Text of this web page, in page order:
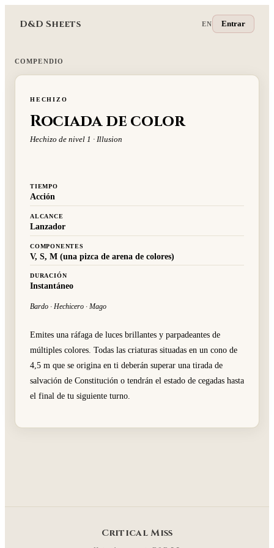
D&D Sheets EN Entrar
COMPENDIO
HECHIZO
Rociada de color
Hechizo de nivel 1 · Illusion
TIEMPO
Acción
ALCANCE
Lanzador
COMPONENTES
V, S, M (una pizca de arena de colores)
DURACIÓN
Instantáneo
Bardo · Hechicero · Mago
Emites una ráfaga de luces brillantes y parpadeantes de
múltiples colores. Todas las criaturas situadas en un cono de
4,5 m que se origina en ti deberán superar una tirada de
salvación de Constitución o tendrán el estado de cegadas hasta
el final de tu siguiente turno.
Critical Miss